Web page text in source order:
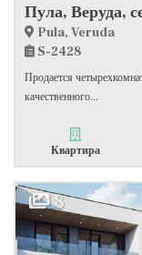
Pula, Veruda
S-2428
Продается
качественного...
Квартира
8